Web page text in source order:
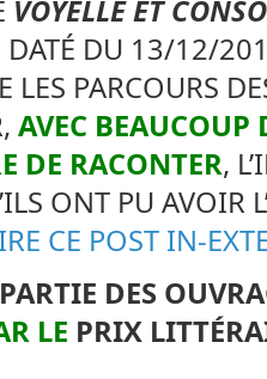
VOYELLE ET
DATÉ DU 13/12/
LES PARCOURS
AVEC BEAUCOUP
DE RACONTER,
ONT PU AVOIR
CE POST IN-
DES
LE PRIX